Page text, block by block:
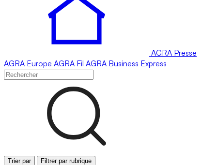
AGRA Presse
AGRA Europe AGRA Fil AGRA Business Express
Trier par Filtrer par rubrique